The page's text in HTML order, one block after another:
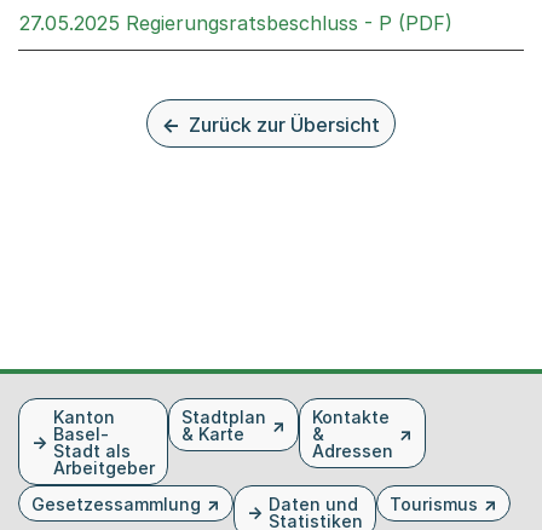
27.05.2025 Regierungsratsbeschluss - P (PDF)
Zurück zur Übersicht
FusszeileKanton
Basel-
Stadt als
Arbeitgeber
Stadtplan
& Karte
Kontakte
&
Adressen
Gesetzessammlung
Daten und
Statistiken
Tourismus